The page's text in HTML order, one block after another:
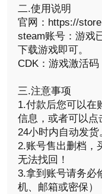
二.使用说明
官网：https://
steam账号：游戏
下载游戏即可。
CDK：游戏激活码
三.注意事项
1.付款后您可以在
信息，或者可以点
24小时内自动发货
2.账号售出删档，
无法找回！
3.拿到账号请务必
机、邮箱或密保